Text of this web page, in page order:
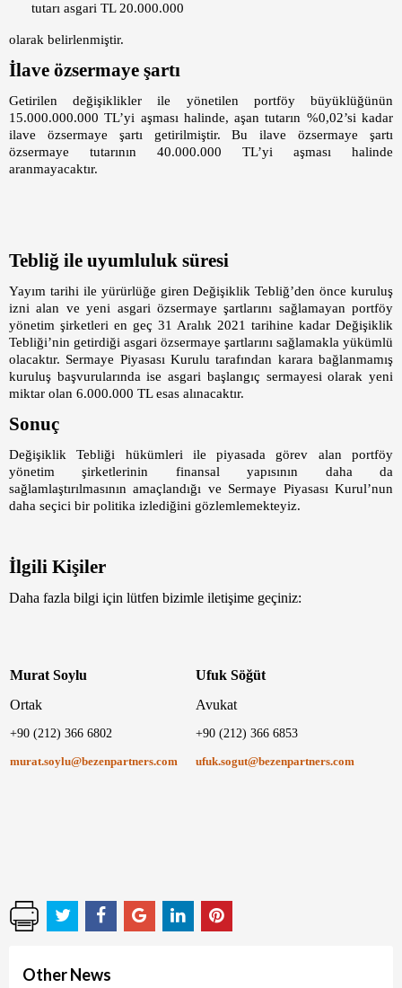
tutarı asgari TL 20.000.000
olarak belirlenmiştir.
İlave özsermaye şartı
Getirilen değişiklikler ile yönetilen portföy büyüklüğünün
15.000.000.000 TL’yi aşması halinde, aşan tutarın %0,02’si kadar
ilave özsermaye şartı getirilmiştir. Bu ilave özsermaye şartı
özsermaye tutarının 40.000.000 TL’yi aşması halinde
aranmayacaktır.
Tebliğ ile uyumluluk süresi
Yayım tarihi ile yürürlüğe giren Değişiklik Tebliğ’den önce kuruluş
izni alan ve yeni asgari özsermaye şartlarını sağlamayan portföy
yönetim şirketleri en geç 31 Aralık 2021 tarihine kadar Değişiklik
Tebliği’nin getirdiği asgari özsermaye şartlarını sağlamakla yükümlü
olacaktır. Sermaye Piyasası Kurulu tarafından karara bağlanmamış
kuruluş başvurularında ise asgari başlangıç sermayesi olarak yeni
miktar olan 6.000.000 TL esas alınacaktır.
Sonuç
Değişiklik Tebliği hükümleri ile piyasada görev alan portföy
yönetim şirketlerinin finansal yapısının daha da
sağlamlaştırılmasının amaçlandığı ve Sermaye Piyasası Kurul’nun
daha seçici bir politika izlediğini gözlemlemekteyiz.
İlgili Kişiler
Daha fazla bilgi için lütfen bizimle iletişime geçiniz:
Murat Soylu
Ortak
+90 (212) 366 6802
murat.soylu@bezenpartners.com
Ufuk Söğüt
Avukat
+90 (212) 366 6853
ufuk.sogut@bezenpartners.com
Other News